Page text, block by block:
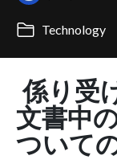
Technology
係り受
文書中
ついて